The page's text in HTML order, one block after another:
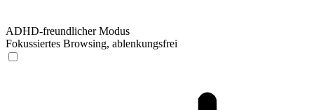
ADHD-freundlicher Modus
Fokussiertes Browsing, ablenkungsfrei